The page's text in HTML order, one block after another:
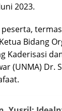
2023.
Bidang
Kaderisasi
(UNMA) Dr.